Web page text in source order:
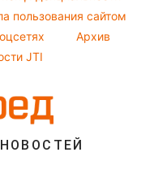
пользования сайтом
Архив
JTI